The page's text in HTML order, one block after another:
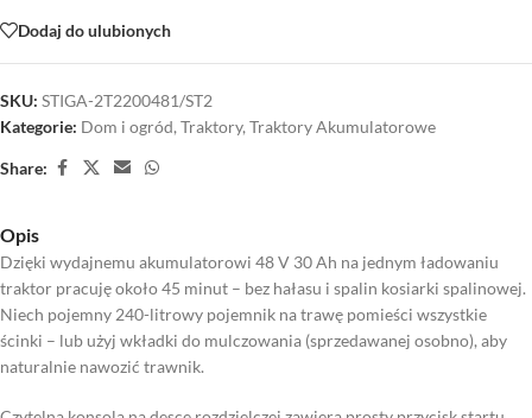
Dodaj do ulubionych
SKU: STIGA-2T2200481/ST2
Kategorie: Dom i ogród, Traktory, Traktory Akumulatorowe
Share:
Opis
Dzięki wydajnemu akumulatorowi 48 V 30 Ah na jednym ładowaniu
traktor pracuję około 45 minut – bez hałasu i spalin kosiarki spalinowej.
Niech pojemny 240-litrowy pojemnik na trawę pomieści wszystkie
ścinki – lub użyj wkładki do mulczowania (sprzedawanej osobno), aby
naturalnie nawozić trawnik.